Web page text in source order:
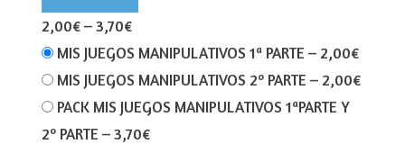
2,00€–3,70€
MIS JUEGOS MANIPULATIVOS 1ª PARTE – 2,00€
MIS JUEGOS MANIPULATIVOS 2º PARTE – 2,00€
PACK MIS JUEGOS MANIPULATIVOS 1ªPARTE Y
2º PARTE –3,70€